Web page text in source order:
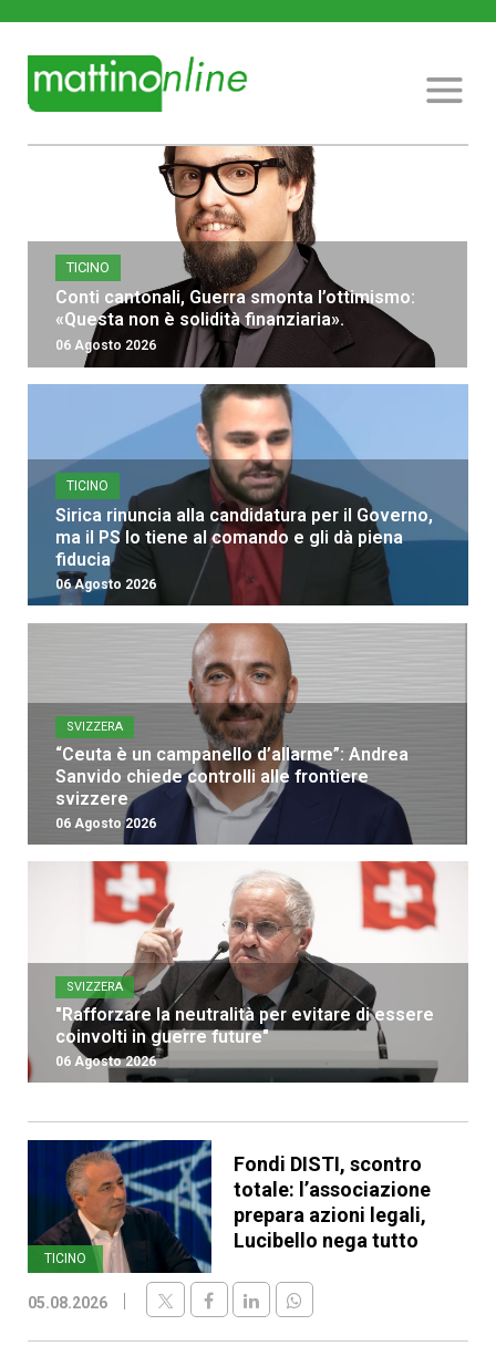
TICINO
Conti cantonali, Guerra smonta l’ottimismo:
«Questa non è solidità finanziaria».
06 Agosto 2026
TICINO
Sirica rinuncia alla candidatura per il Governo,
ma il PS lo tiene al comando e gli dà piena
fiducia
06 Agosto 2026
SVIZZERA
“Ceuta è un campanello d’allarme”: Andrea
Sanvido chiede controlli alle frontiere
svizzere
06 Agosto 2026
SVIZZERA
"Rafforzare la neutralità per evitare di essere
coinvolti in guerre future"
06 Agosto 2026
TICINO
Fondi DISTI, scontro
totale: l’associazione
prepara azioni legali,
Lucibello nega tutto
05.08.2026